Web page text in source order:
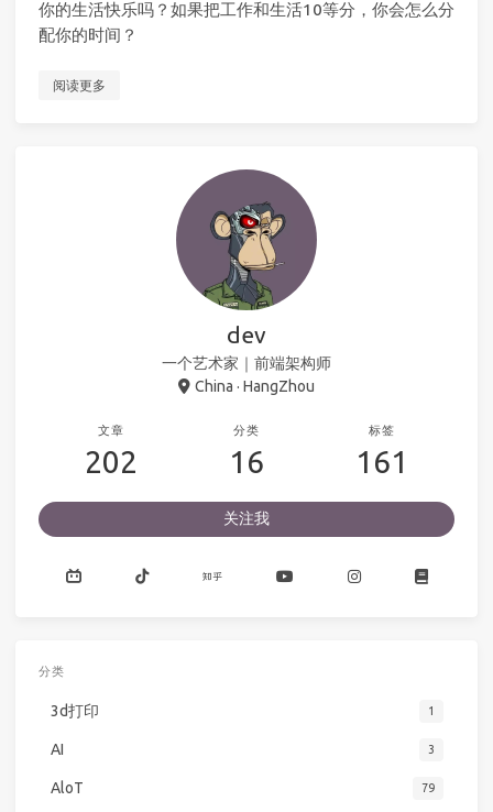
你的生活快乐吗？如果把工作和生活10等分，你会怎么分
配你的时间？
阅读更多
dev
一个艺术家｜前端架构师
China · HangZhou
文章
202
分类
16
标签
161
关注我
分类
3d打印 1
AI 3
AloT 79